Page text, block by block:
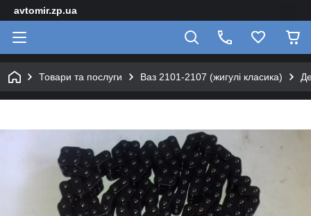
avtomir.zp.ua
Товари та послуги Ваз 2101-2107 (жигулі класика)